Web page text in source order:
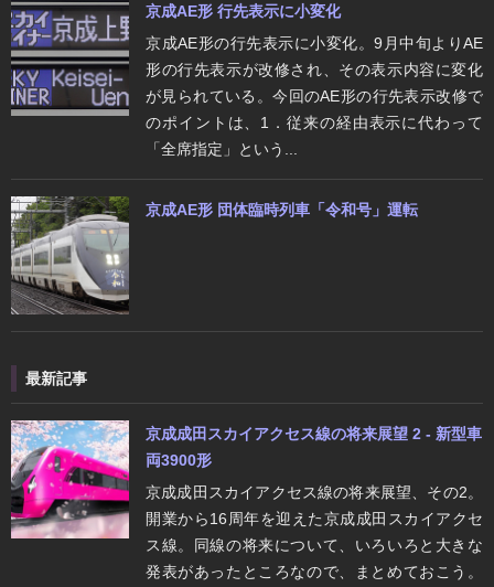
京成AE形 行先表示に小変化
京成AE形の行先表示に小変化。9月中旬よりAE
形の行先表示が改修され、その表示内容に変化
が見られている。今回のAE形の行先表示改修で
のポイントは、1．従来の経由表示に代わって
「全席指定」という...
京成AE形 団体臨時列車「令和号」運転
最新記事
京成成田スカイアクセス線の将来展望 2 - 新型車
両3900形
京成成田スカイアクセス線の将来展望、その2。
開業から16周年を迎えた京成成田スカイアクセ
ス線。同線の将来について、いろいろと大きな
発表があったところなので、まとめておこう。